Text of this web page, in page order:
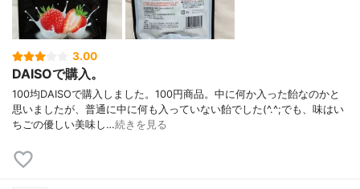
3.00
DAISOで購入。
100均DAISOで購入しました。100円商品。中に何か入った飴なのかと
思いましたが、普通に中に何も入っていない飴でした(^.^;でも、味はい
ちごの優しい美味し…続きを見る